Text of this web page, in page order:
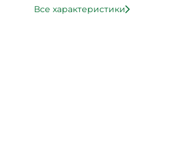
Все характеристики